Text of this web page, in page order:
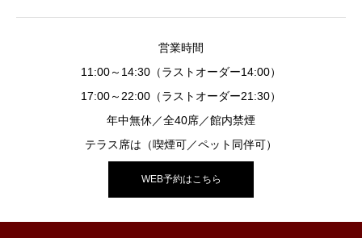
営業時間
11:00～14:30（ラストオーダー14:00）
17:00～22:00（ラストオーダー21:30）
年中無休／全40席／館内禁煙
テラス席は（喫煙可／ペット同伴可）
WEB予約はこちら